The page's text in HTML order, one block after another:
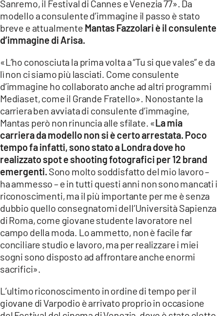
Sanremo, il Festival di Cannes e Venezia 77». Da
modello a consulente d’immagine il passo è stato
breve e attualmente Mantas Fazzolari è il consulente
d’immagine di Arisa.
«L’ho conosciuta la prima volta a “Tu si que vales” e da
lì non ci siamo più lasciati. Come consulente
d’immagine ho collaborato anche ad altri programmi
Mediaset, come il Grande Fratello». Nonostante la
carriera ben avviata di consulente d’immagine,
Mantas però non rinuncia alle sfilate. «La mia
carriera da modello non si è certo arrestata. Poco
tempo fa infatti, sono stato a Londra dove ho
realizzato spot e shooting fotografici per 12 brand
emergenti. Sono molto soddisfatto del mio lavoro –
ha ammesso – e in tutti questi anni non sono mancati i
riconoscimenti, ma il più importante per me è senza
dubbio quello consegnatomi dell’Università Sapienza
di Roma, come giovane studente lavoratore nel
campo della moda. Lo ammetto, non è facile far
conciliare studio e lavoro, ma per realizzare i miei
sogni sono disposto ad affrontare anche enormi
sacrifici».
L’ultimo riconoscimento in ordine di tempo per il
giovane di Varpodio è arrivato proprio in occasione